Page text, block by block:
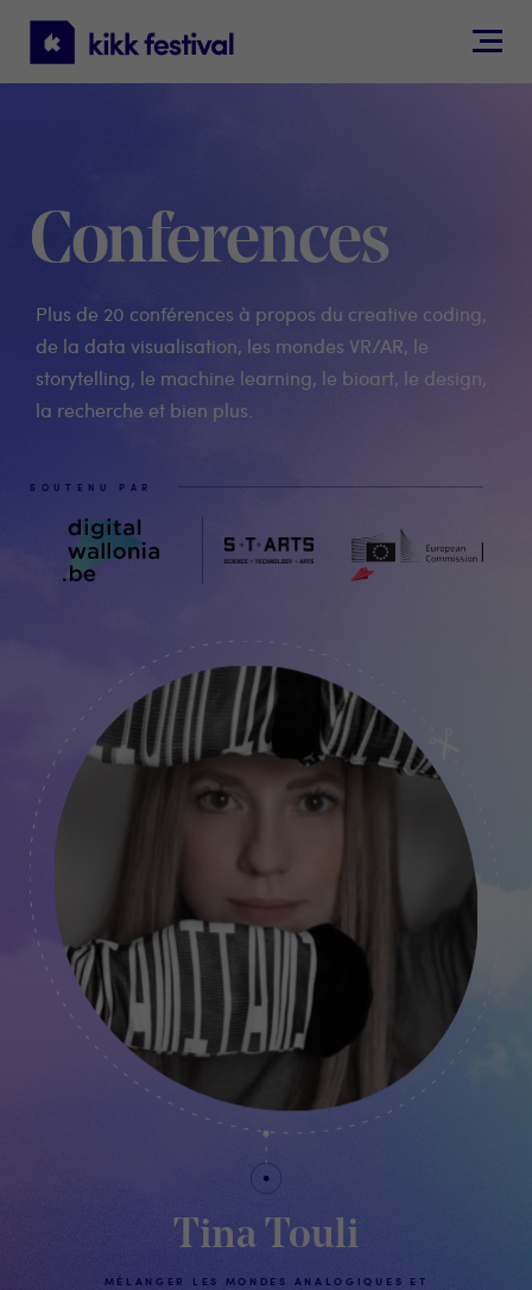
KIKK
Festival
Conferences
Plus de 20 conférences à propos du creative coding,
de la data visualisation, les mondes VR/AR, le
storytelling, le machine learning, le bioart, le design,
la recherche et bien plus.
SOUTENU PAR
Tina Touli
MÉLANGER LES MONDES ANALOGIQUES ET